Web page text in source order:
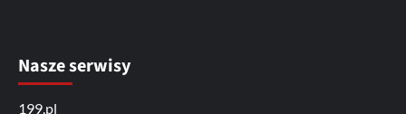
Nasze serwisy
199.pl